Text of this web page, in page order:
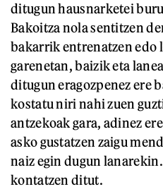
ditugun hausnarketei
Bakoitza nola sentitzen
bakarrik entrenatzen edo
garenetan, baizik eta
ditugun eragozpenez ere
kostatu niri nahi zuen
antzekoak gara, adinez
asko gustatzen zaigu
naiz egin dugun
kontatzen ditut.